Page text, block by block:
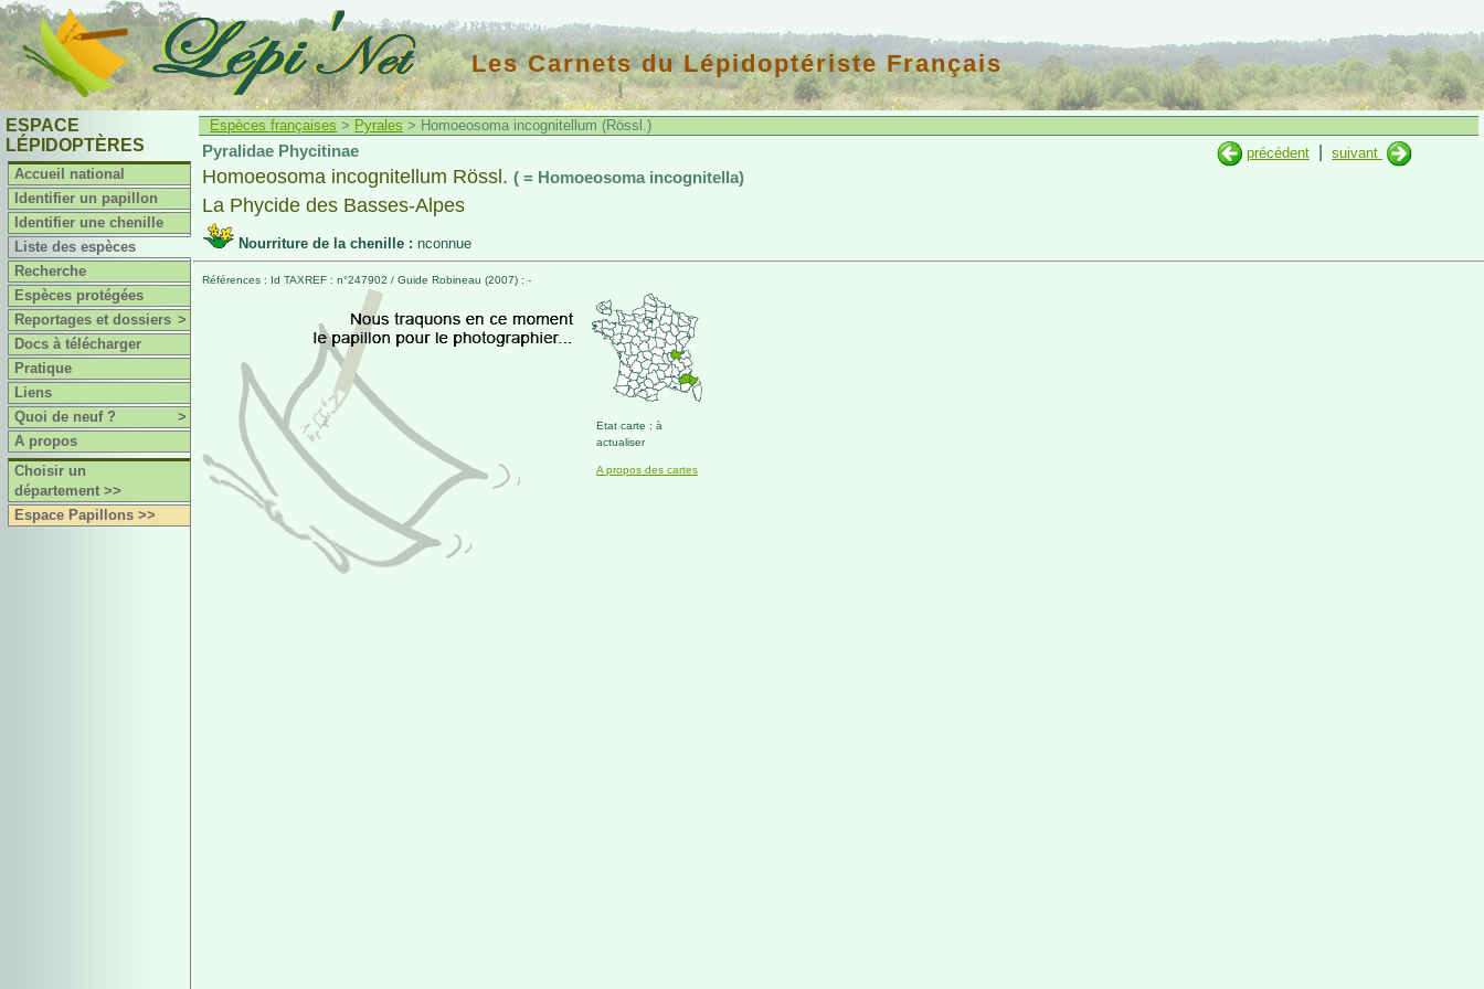
Les Carnets du Lépidoptériste Français
ESPACE
LÉPIDOPTÈRES
Accueil national
Identifier un papillon
Identifier une chenille
Liste des espèces
Recherche
Espèces protégées
Reportages et dossiers >
Docs à télécharger
Pratique
Liens
Quoi de neuf ?
>
A propos
Choisir un
département >>
Espace Papillons >>
Espèces françaises > Pyrales > Homoeosoma incognitellum (Rössl.)
précédent
suivant
Pyralidae Phycitinae
Homoeosoma incognitellum Rössl. ( = Homoeosoma incognitella)
La Phycide des Basses-Alpes
Nourriture de la chenille : nconnue
Références : Id TAXREF : n°247902 / Guide Robineau (2007) : -
Etat carte : à
actualiser
A propos des cartes